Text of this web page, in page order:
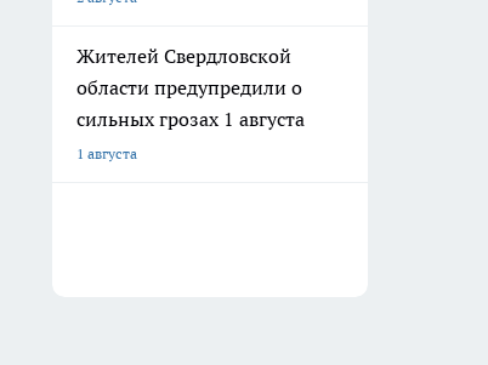
Жителей Свердловской
области предупредили о
сильных грозах 1 августа
1 августа